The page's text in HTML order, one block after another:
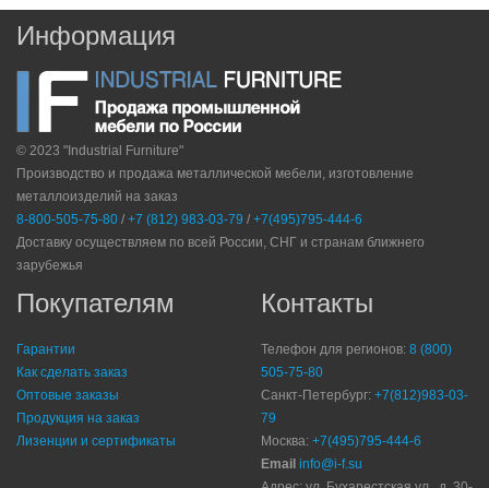
Информация
© 2023 "Industrial Furniture"
Производство и продажа металлической мебели, изготовление
металлоизделий на заказ
8-800-505-75-80 / +7 (812) 983-03-79 / +7(495)795-444-6
Доставку осуществляем по всей России, СНГ и странам ближнего
зарубежья
Покупателям
Гарантии
Как сделать заказ
Оптовые заказы
Продукция на заказ
Лизенции и сертификаты
Контакты
Телефон для регионов: 8 (800)
505-75-80
Санкт-Петербург: +7(812)983-03-
79
Москва: +7(495)795-444-6
Email info@i-f.su